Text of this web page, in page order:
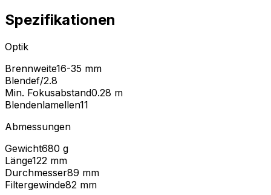
Spezifikationen
Optik
Brennweite16-35 mm
Blendef/2.8
Min. Fokusabstand0.28 m
Blendenlamellen11
Abmessungen
Gewicht680 g
Länge122 mm
Durchmesser89 mm
Filtergewinde82 mm